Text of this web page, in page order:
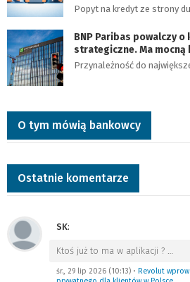
Popyt na kredyt ze strony
BNP Paribas powalczy
strategiczne. Ma mocną
Przynależność do
O tym mówią bankowcy
Ostatnie komentarze
SK:
Ktoś już to ma w aplikacji ?
śr., 29 lip 2026 (10:13) • Revolut